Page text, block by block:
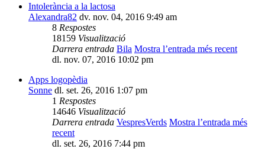
Intolerància a la lactosa
Alexandra82 dv. nov. 04, 2016 9:49 am
8 Respostes
18159 Visualització
Darrera entrada Bila Mostra l’entrada més recent
dl. nov. 07, 2016 10:02 pm
Apps logopèdia
Sonne dl. set. 26, 2016 1:07 pm
1 Respostes
14646 Visualització
Darrera entrada VespresVerds Mostra l’entrada més
recent
dl. set. 26, 2016 7:44 pm